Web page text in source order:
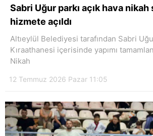
Sabri Uğur parkı açık hava nikah
hizmete açıldı
Altıeylül Belediyesi tarafından Sabri
Kıraathanesi içerisinde yapımı
Nikah
12 Temmuz 2026 Pazar 11:05